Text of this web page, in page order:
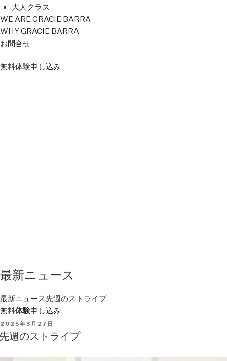
大人クラス
WE ARE GRACIE BARRA
WHY GRACIE BARRA
お問合せ
無料体験申し込み
最新ニュース
最新ニュース先週のストライプ
無料体験申し込み
POSTED
ON
2025年3月27日
週のストライプ